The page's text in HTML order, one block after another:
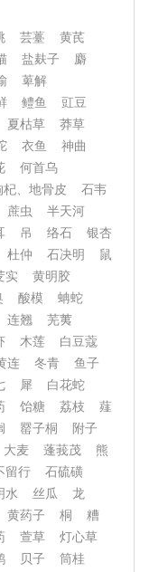
芸薹
黄芪
盐麸子
麝
萆解
鳢鱼
豇豆
夏枯草
莽草
衣鱼
神曲
何首乌
杞、地骨皮
石韦
蔗虫
半天河
吊 络石
银杏
杜仲 石决明
鼠
实
黄明胶
酸模
蚺蛇
连翘
芜荑
木莲
白豆蔻
连 冬青
鱼子
犀
白花蛇
饴糖 荔枝
薤
罂子桐
附子
大麦 蓬莪茂
熊
留行
石硫磺
水 丝瓜
龙
黄药子 桐
糟
萱草
灯心草
贝子
筒桂